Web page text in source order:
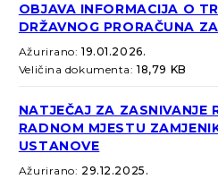
OBJAVA INFORMACIJA O
DRŽAVNOG PRORAČUNA
Ažurirano:19.01.2026.
Veličina dokumenta:18,79 KB
NATJEČAJ ZA ZASNIVANJE
RADNOM MJESTU
USTANOVE
Ažurirano: 29.12.2025.